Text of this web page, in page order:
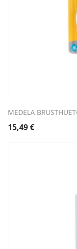
MEDELA
15,49€